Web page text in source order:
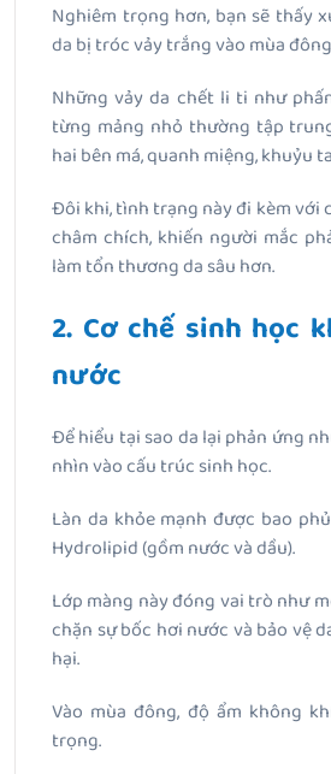
Nghiêm trọng hơn, bạn sẽ thấy
da bị tróc vảy trắng vào mùa
Những vảy da chết li ti như
từng mảng nhỏ thường tập
hai bên má, quanh miệng, khuỷu
Đôi khi, tình trạng này đi kèm với
châm chích, khiến người mắc
làm tổn thương da sâu hơn.
2. Cơ chế sinh học
nước
Để hiểu tại sao da lại phản ứng
nhìn vào cấu trúc sinh học.
Làn da khỏe mạnh được bao
Hydrolipid (gồm nước và dầu).
Lớp màng này đóng vai trò như
chặn sự bốc hơi nước và bảo vệ
hại.
Vào mùa đông, độ ẩm không
trọng.